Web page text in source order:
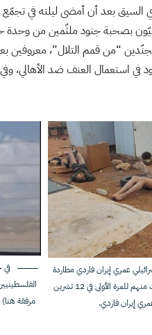
السيق بعد أن أمضى ليلته في
بصحبة جنود ملثّمين من وحدة
“من قمم التلال”، معروفين
في استعمال العنف ضد الأهالي،
عمري إيران فاردي مطاردة
المستوطنين لهم، قبل أن يتمكن من الإفلات منهم للمرة الأولى في 12 تشرين
في
مرفقة